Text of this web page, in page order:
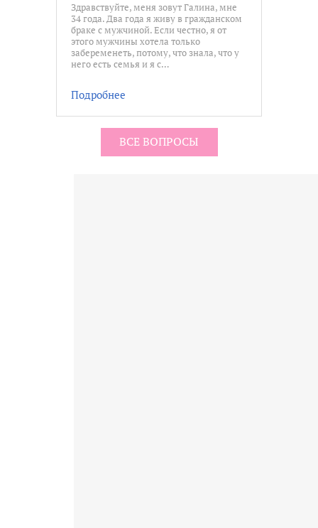
Здравствуйте, меня зовут Галина, мне
34 года. Два года я живу в гражданском
браке с мужчиной. Если честно, я от
этого мужчины хотела только
забеременеть, потому, что знала, что у
него есть семья и я с…
Подробнее
ВСЕ ВОПРОСЫ